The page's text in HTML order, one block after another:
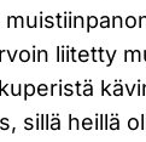
liitetty
sillä heillä